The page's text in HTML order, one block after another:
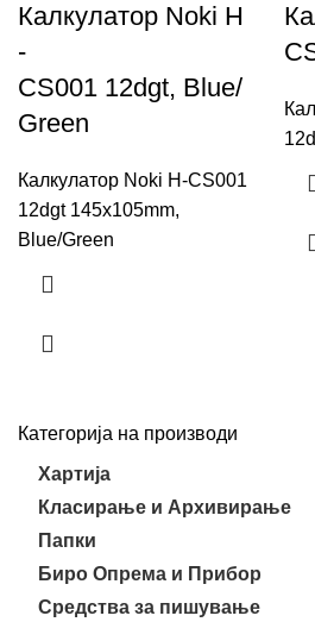
Категорија на производи
Хартија
Класирање и Архивирање
Папки
Биро Опрема и Прибор
Средства за пишување
Калкулатор Noki H
-
CS001 12dgt, Blue/
Green
Калкулатор Noki H-CS001
12dgt 145x105mm,
Blue/Green